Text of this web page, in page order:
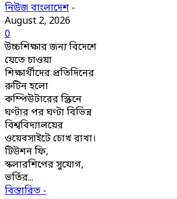
নিউজ বাংলাদেশ -
August 2, 2026
0
উচ্চশিক্ষার জন্য বিদেশে
যেতে চাওয়া
শিক্ষার্থীদের প্রতিদিনের
রুটিন হলো
কম্পিউটারের স্ক্রিনে
ঘণ্টার পর ঘণ্টা বিভিন্ন
বিশ্ববিদ্যালয়ের
ওয়েবসাইটে চোখ রাখা।
টিউশন ফি,
স্কলারশিপের সুযোগ,
ভর্তির...
বিস্তারিত -